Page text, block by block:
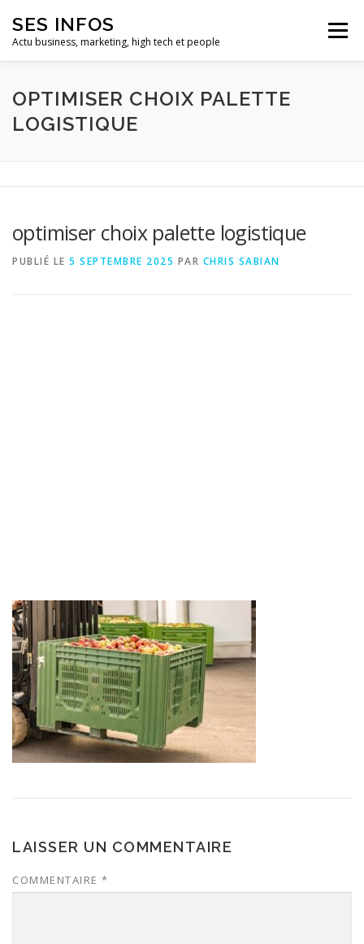
contenu
SES INFOS
Actu business, marketing, high tech et people
Menu
BUSINESS MARKETING
OPTIMISER CHOIX PALETTE
LOGISTIQUE
optimiser choix palette logistique
PUBLIÉ LE 5 SEPTEMBRE 2025 PAR CHRIS SABIAN
LAISSER UN COMMENTAIRE
COMMENTAIRE *